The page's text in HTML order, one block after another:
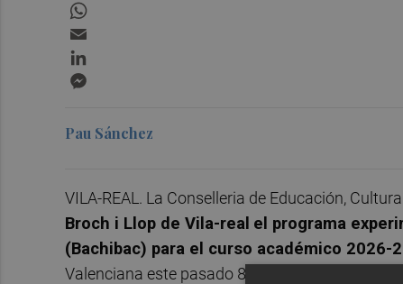
Pau Sánchez
VILA-REAL. La Conselleria de Educación,
Broch i Llop de Vila-real el programa
(Bachibac) para el curso académico 2026-
Valenciana este pasado 8 de junio, afecta a los